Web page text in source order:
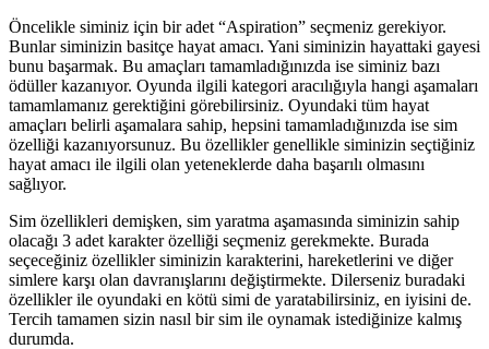
Öncelikle siminiz için bir adet “Aspiration” seçmeniz gerekiyor.
Bunlar siminizin basitçe hayat amacı. Yani siminizin hayattaki gayesi
bunu başarmak. Bu amaçları tamamladığınızda ise siminiz bazı
ödüller kazanıyor. Oyunda ilgili kategori aracılığıyla hangi aşamaları
tamamlamanız gerektiğini görebilirsiniz. Oyundaki tüm hayat
amaçları belirli aşamalara sahip, hepsini tamamladığınızda ise sim
özelliği kazanıyorsunuz. Bu özellikler genellikle siminizin seçtiğiniz
hayat amacı ile ilgili olan yeteneklerde daha başarılı olmasını
sağlıyor.
Sim özellikleri demişken, sim yaratma aşamasında siminizin sahip
olacağı 3 adet karakter özelliği seçmeniz gerekmekte. Burada
seçeceğiniz özellikler siminizin karakterini, hareketlerini ve diğer
simlere karşı olan davranışlarını değiştirmekte. Dilerseniz buradaki
özellikler ile oyundaki en kötü simi de yaratabilirsiniz, en iyisini de.
Tercih tamamen sizin nasıl bir sim ile oynamak istediğinize kalmış
durumda.